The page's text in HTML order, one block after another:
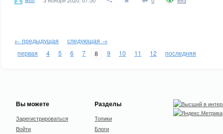
← предыдущая
следующая →
первая
4 5 6 7 8 9 10 11 12 последняя
Вы можете
Зарегистрироваться
Войти
Разделы
Топики
Блоги